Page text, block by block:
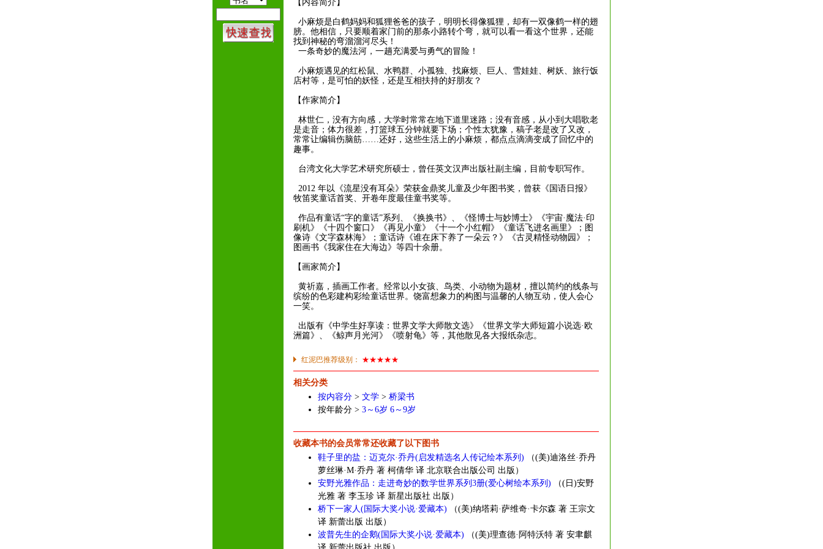
【内容简介】
小麻烦是白鹤妈妈和狐狸爸爸的孩子，明明长得像狐狸，却有一双像鹤一样的翅
膀。他相信，只要顺着家门前的那条小路转个弯，就可以看一看这个世界，还能
找到神秘的弯溜溜河尽头！
一条奇妙的魔法河，一趟充满爱与勇气的冒险！
小麻烦遇见的红松鼠、水鸭群、小孤独、找麻烦、巨人、雪娃娃、树妖、旅行饭
店村等，是可怕的妖怪，还是互相扶持的好朋友？
【作家简介】
林世仁，没有方向感，大学时常常在地下道里迷路；没有音感，从小到大唱歌老
是走音；体力很差，打篮球五分钟就要下场；个性太犹豫，稿子老是改了又改，
常常让编辑伤脑筋……还好，这些生活上的小麻烦，都点点滴滴变成了回忆中的
趣事。
台湾文化大学艺术研究所硕士，曾任英文汉声出版社副主编，目前专职写作。
2012 年以《流星没有耳朵》荣获金鼎奖儿童及少年图书奖，曾获《国语日报》
牧笛奖童话首奖、开卷年度最佳童书奖等。
作品有童话“字的童话”系列、《换换书》、《怪博士与妙博士》《宇宙·魔法·印
刷机》《十四个窗口》《再见小童》《十一个小红帽》《童话飞进名画里》；图
像诗《文字森林海》；童话诗《谁在床下养了一朵云？》《古灵精怪动物园》；
图画书《我家住在大海边》等四十余册。
【画家简介】
黄祈嘉，插画工作者。经常以小女孩、鸟类、小动物为题材，擅以简约的线条与
缤纷的色彩建构彩绘童话世界。饶富想象力的构图与温馨的人物互动，使人会心
一笑。
出版有《中学生好享读：世界文学大师散文选》《世界文学大师短篇小说选·欧
洲篇》、《鲸声月光河》《喷射龟》等，其他散见各大报纸杂志。
红泥巴推荐级别： ★★★★★
相关分类
按内容分 > 文学 > 桥梁书
按年龄分 > 3～6岁 6～9岁
收藏本书的会员常常还收藏了以下图书
鞋子里的盐：迈克尔·乔丹(启发精选名人传记绘本系列) （(美)迪洛丝·乔丹
萝丝琳·M·乔丹 著 柯倩华 译 北京联合出版公司 出版）
安野光雅作品：走进奇妙的数学世界系列3册(爱心树绘本系列) （(日)安野
光雅 著 李玉珍 译 新星出版社 出版）
桥下一家人(国际大奖小说·爱藏本) （(美)纳塔莉·萨维奇·卡尔森 著 王宗文
译 新蕾出版 出版）
波普先生的企鹅(国际大奖小说·爱藏本) （(美)理查德·阿特沃特 著 安聿麒